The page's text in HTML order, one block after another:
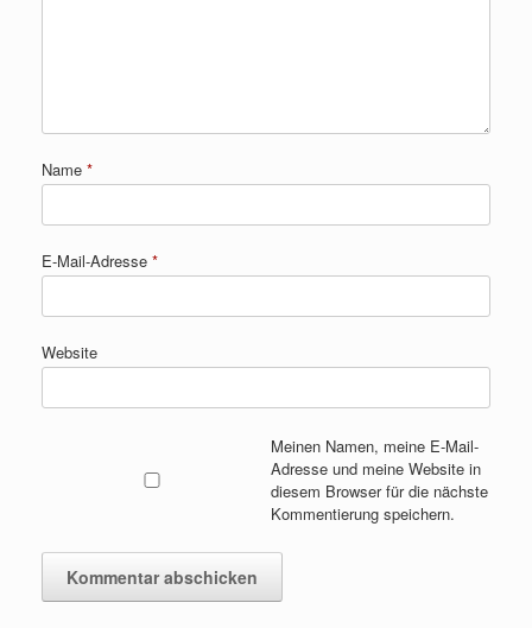
Name *
E-Mail-Adresse *
Website
Meinen Namen, meine E-Mail-
Adresse und meine Website in
diesem Browser für die nächste
Kommentierung speichern.